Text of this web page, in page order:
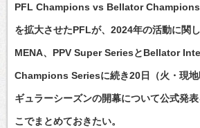
PFL Champions vs Bellator Champions
を拡大させたPFLが、2024年の活動に関
MENA、PPV Super SeriesとBellator
Champions Seriesに続き20日（火・現
ギュラーシーズンの開幕について公式発
こでまとめておきたい。